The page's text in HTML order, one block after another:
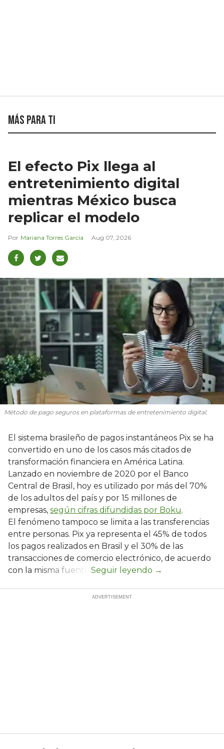
Más para ti
El efecto Pix llega al
entretenimiento digital
mientras México busca
replicar el modelo
Mariana Torres García Aug 07, 2026
Método de pago seguros en plataformas de entretenimiento digital.
El sistema brasileño de pagos instantáneos Pix se ha
convertido en uno de los casos más citados de
transformación financiera en América Latina.
Lanzado en noviembre de 2020 por el Banco
Central de Brasil, hoy es utilizado por más del 70%
de los adultos del país y por 15 millones de
empresas, según cifras difundidas por Boku.
El fenómeno tampoco se limita a las transferencias
entre personas. Pix ya representa el 45% de todos
los pagos realizados en Brasil y el 30% de las
transacciones de comercio electrónico, de acuerdo
con la misma fuente.